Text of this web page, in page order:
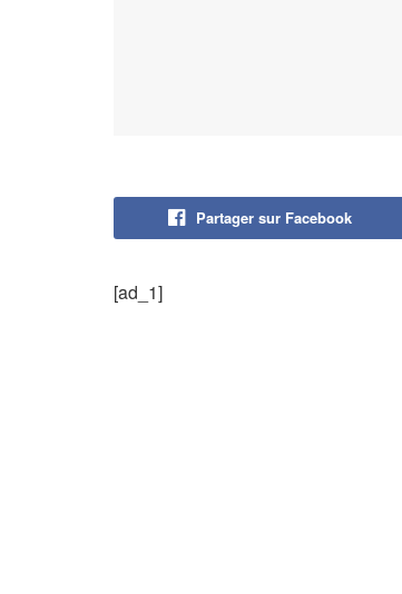
Partager sur Facebook
[ad_1]